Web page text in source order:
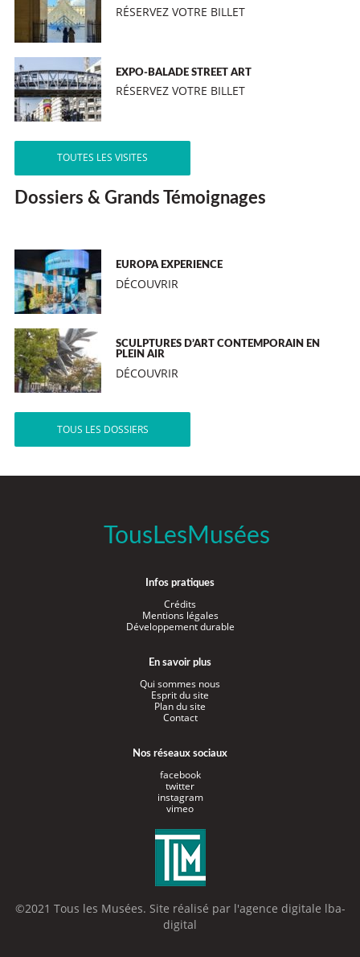
RÉSERVEZ VOTRE BILLET
EXPO-BALADE STREET ART
RÉSERVEZ VOTRE BILLET
TOUTES LES VISITES
Dossiers & Grands Témoignages
EUROPA EXPERIENCE
DÉCOUVRIR
SCULPTURES D’ART CONTEMPORAIN EN
PLEIN AIR
DÉCOUVRIR
TOUS LES DOSSIERS
TousLesMusées
Infos pratiques
Crédits
Mentions légales
Développement durable
En savoir plus
Qui sommes nous
Esprit du site
Plan du site
Contact
Nos réseaux sociaux
facebook
twitter
instagram
vimeo
©2021 Tous les Musées. Site réalisé par l'agence digitale lba-
digital